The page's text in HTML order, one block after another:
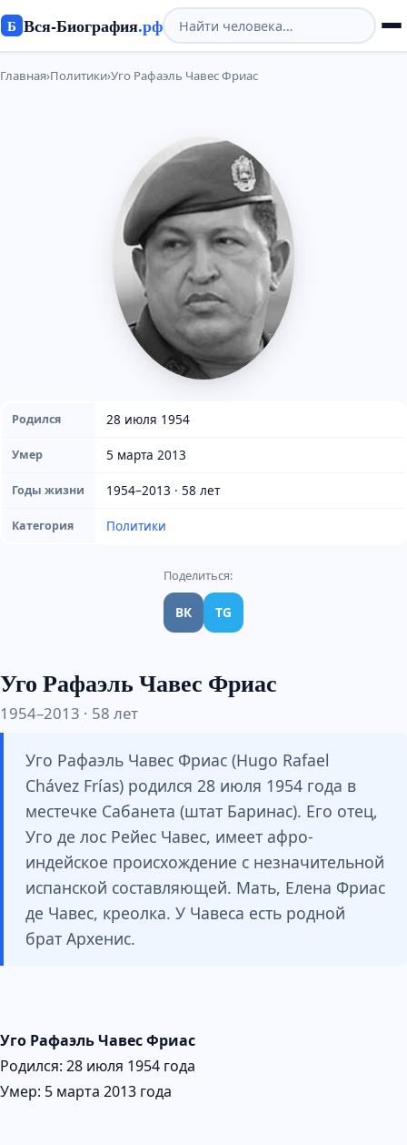
Б Вся-Биография.рф
Главная›Политики›Уго Рафаэль Чавес Фриас
Родился 28 июля 1954
Умер 5 марта 2013
Годы жизни 1954–2013 · 58 лет
Категория Политики
Поделиться:
ВК TG
Уго Рафаэль Чавес Фриас
1954–2013 · 58 лет
Уго Рафаэль Чавес Фриас (Hugo Rafael
Chávez Frías) родился 28 июля 1954 года в
местечке Сабанета (штат Баринас). Его отец,
Уго де лос Рейес Чавес, имеет афро-
индейское происхождение с незначительной
испанской составляющей. Мать, Елена Фриас
де Чавес, креолка. У Чавеса есть родной
брат Архенис.
Уго Рафаэль Чавес Фриас
Родился: 28 июля 1954 года
Умер: 5 марта 2013 года